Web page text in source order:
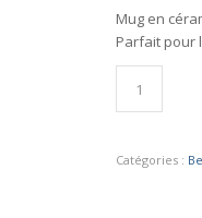
Mug en
Parfait pour
Catégories :